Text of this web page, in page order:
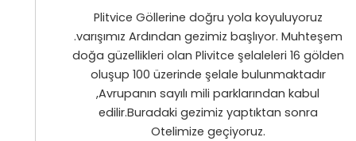
Plitvice Göllerine doğru yola koyuluyoruz
.varışımız Ardından gezimiz başlıyor. Muhteşem
doğa güzellikleri olan Plivitce şelaleleri 16 gölden
oluşup 100 üzerinde şelale bulunmaktadır
,Avrupanın sayılı mili parklarından kabul
edilir.Buradaki gezimiz yaptıktan sonra
Otelimize geçiyoruz.